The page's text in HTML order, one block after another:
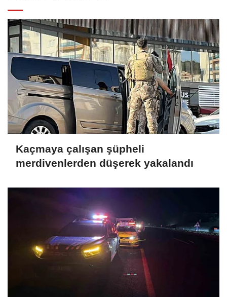
Kaçmaya çalışan şüpheli
merdivenlerden düşerek yakalandı